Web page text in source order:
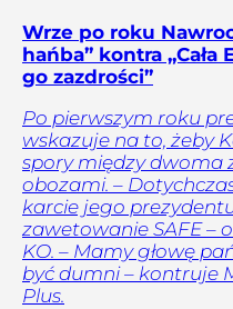
Wrze po roku
hańba” kontra „Cała
go zazdrości”
Po pierwszym roku
wskazuje na to, żeby
spory między dwoma
obozami. –
karcie jego
zawetowanie SAFE –
KO. – Mamy głowę
być dumni – kontruje
Plus.